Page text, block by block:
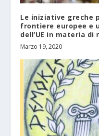
Le iniziative greche
frontiere europee e
dell’UE in materia di
Marzo 19, 2020